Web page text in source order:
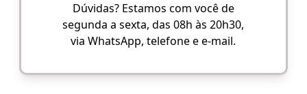
Dúvidas? Estamos com você de
segunda a sexta, das 08h às 20h30,
via WhatsApp, telefone e e-mail.